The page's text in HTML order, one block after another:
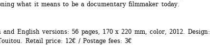
what it means to be a documentary filmmaker today.
and English versions: 56 pages, 170 x 220 mm, color, 2012. Design:
Retail price: 12€ / Postage fees: 3€